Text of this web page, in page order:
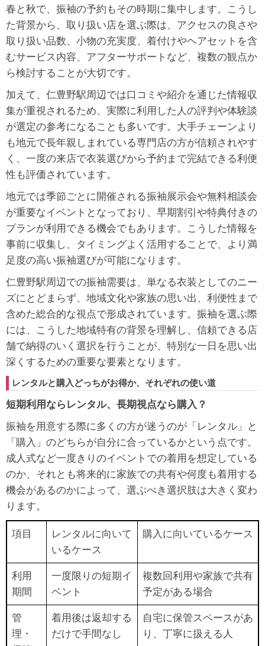
春と秋で、振袖の予約もその時期に集中します。こうし
た背景から、取り扱い店を選ぶ際は、アクセスの良さや
取り扱い品数、小物の充実度、着付けやヘアセットを含
むサービス内容、アフターサポートなど、複数の観点か
ら検討することが大切です。
加えて、仁豊野駅周辺では口コミや紹介を通じた情報収
集が重視されるため、実際に利用した人の評判や体験談
が選定の参考になることも多いです。大手チェーンより
も地元で長年親しまれている専門店の方が信頼されやす
く、一度の来店で衣装選びから予約まで完結できる利便
性も評価されています。
地元では季節ごとに開催される振袖展示会や無料相談会
が重要なイベントとなっており、早期割引や特典付きの
プランが利用できる機会でもあります。こうした情報を
事前に収集し、タイミングよく活用することで、より満
足度の高い振袖選びが可能になります。
仁豊野駅周辺での振袖需要は、単なる衣装としてのニー
ズにとどまらず、地域文化や家族の思い出、利便性まで
含めた総合的な視点で形成されています。振袖を選ぶ際
には、こうした地域特有の背景を理解し、信頼できる店
舗で納得のいく選択を行うことが、特別な一日を思い出
深くするための重要な要素となります。
レンタルと購入どっちがお得か、それぞれの使い道
短期利用ならレンタル、長期視点なら購入？
振袖を用意する際に多くの方が迷うのが「レンタル」と
「購入」のどちらが自分に合っているかという点です。
成人式など一度きりのイベントでの着用を想定している
のか、それとも将来的に家族での共有や何度も着用する
機会があるのかによって、選ぶべき選択肢は大きく変わ
ります。
項目
レンタルに向いて
いるケース
購入に向いているケース
利用
期間
一度限りの短期イ
ベント
複数回利用や家族で共有
予定がある場合
管
理・
着用後は返却する
だけで手間なし
自宅に保管スペースがあ
り、丁寧に扱える人